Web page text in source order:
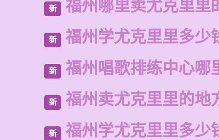
新 福州哪里卖尤克里里
新 福州学尤克里里多少
新 福州唱歌排练中心哪
新 福州卖尤克里里的地
新 福州学尤克里里多少